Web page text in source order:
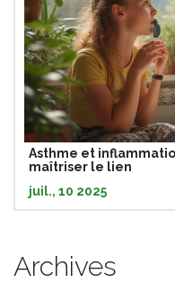
Asthme et
maîtriser le lien
juil., 10 2025
Archives